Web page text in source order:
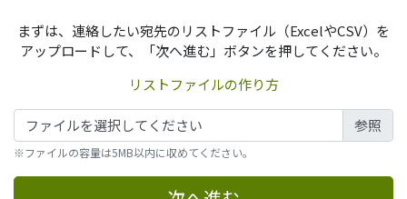
まずは、連絡したい宛先のリストファイル（ExcelやCSV）を
アップロードして、「次へ進む」ボタンを押してください。
リストファイルの作り方
ファイルを選択してください
※ファイルの容量は5MB以内に収めてください。